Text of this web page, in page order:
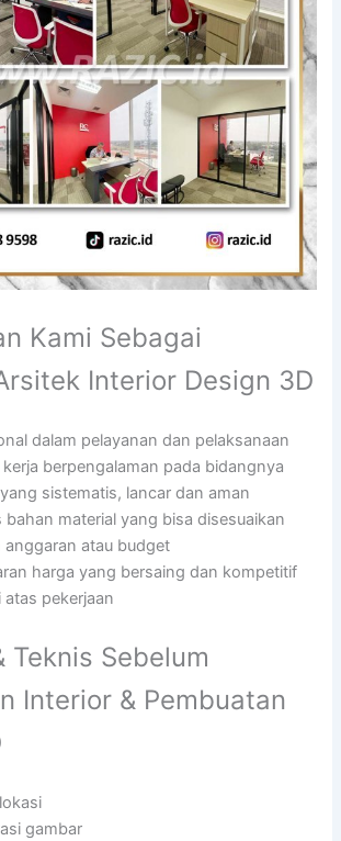
Kami Sebagai
Interior Design 3D
dalam pelayanan dan pelaksanaan
kerja berpengalaman pada bidangnya
sistematis, lancar dan aman
bahan material yang bisa disesuaikan
anggaran atau budget
harga yang bersaing dan kompetitif
atas pekerjaan
Teknis Sebelum
Interior & Pembuatan
gambar